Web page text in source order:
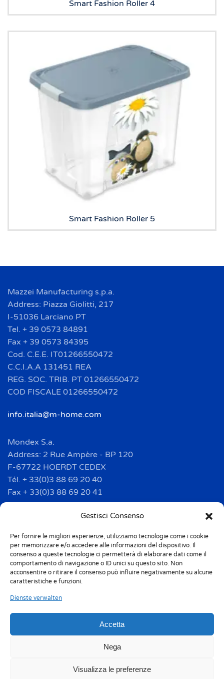
Gestisci Consenso
Per fornire le migliori esperienze, utilizziamo tecnologie come i cookie
per memorizzare e/o accedere alle informazioni del dispositivo. Il
consenso a queste tecnologie ci permetterà di elaborare dati come il
comportamento di navigazione o ID unici su questo sito. Non
acconsentire o ritirare il consenso può influire negativamente su alcune
caratteristiche e funzioni.
Dienste verwalten
Accetta
Nega
Visualizza le preferenze
Smart Fashion Roller 4
Smart Fashion Roller 5
Mazzei Manufacturing s.p.a.
Address: Piazza Giolitti, 217
I-51036 Larciano PT
Tel. + 39 0573 84891
Fax + 39 0573 84395
Cod. C.E.E. IT01266550472
C.C.I.A.A 131451 REA
REG. SOC. TRIB. PT 01266550472
COD FISCALE 01266550472
info.italia@m-home.com
Mondex S.a.
Address: 2 Rue Ampère - BP 120
F-67722 HOERDT CEDEX
Tél. + 33(0)3 88 69 20 40
Fax + 33(0)3 88 69 20 41
info.france@m-home.com
Mondex Menaje España S.a.
Address: Ctra de Girona, km. 101.5
E-17160 Angles (Girona)
Tel. + 34 9 72 42 32 50
Fax + 34 9 72 42 30 50
info.spain@m-home.com
Codice etico